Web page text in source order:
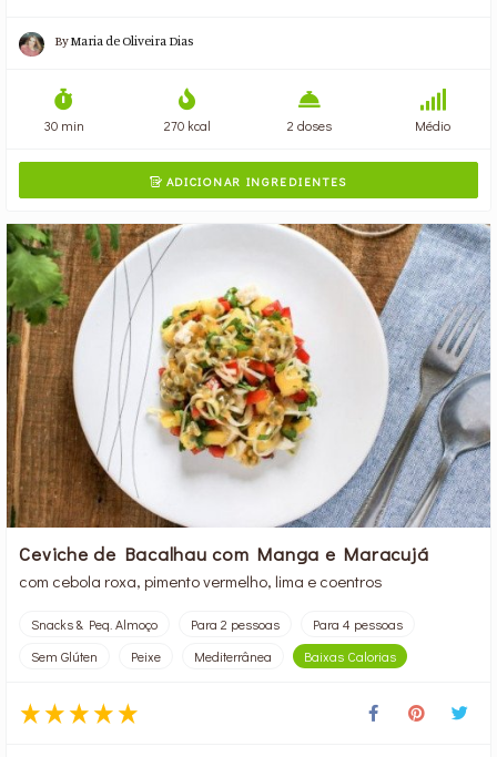
ByMaria de Oliveira Dias
30 min 270 kcal 2 doses Médio
ADICIONAR INGREDIENTES
Ceviche de Bacalhau com Manga e Maracujá
com cebola roxa, pimento vermelho, lima e coentros
Snacks & Peq. Almoço Para 2 pessoas
Para 4 pessoas
Sem Glúten
Peixe Mediterrânea Baixas Calorias